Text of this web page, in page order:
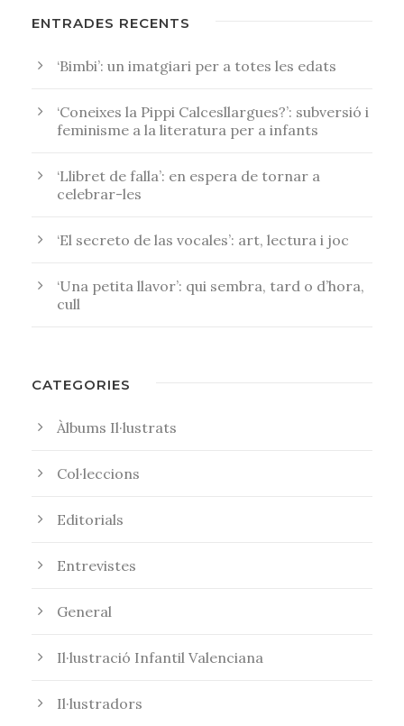
ENTRADES RECENTS
‘Bimbi’: un imatgiari per a totes les edats
‘Coneixes la Pippi Calcesllargues?’: subversió i
feminisme a la literatura per a infants
‘Llibret de falla’: en espera de tornar a
celebrar-les
‘El secreto de las vocales’: art, lectura i joc
‘Una petita llavor’: qui sembra, tard o d’hora,
cull
CATEGORIES
Àlbums Il·lustrats
Col·leccions
Editorials
Entrevistes
General
Il·lustració Infantil Valenciana
Il·lustradors